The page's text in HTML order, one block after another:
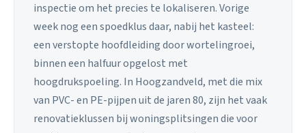
inspectie om het precies te lokaliseren. Vorige
week nog een spoedklus daar, nabij het kasteel:
een verstopte hoofdleiding door wortelingroei,
binnen een halfuur opgelost met
hoogdrukspoeling. In Hoogzandveld, met die mix
van PVC- en PE-pijpen uit de jaren 80, zijn het vaak
renovatieklussen bij woningsplitsingen die voor